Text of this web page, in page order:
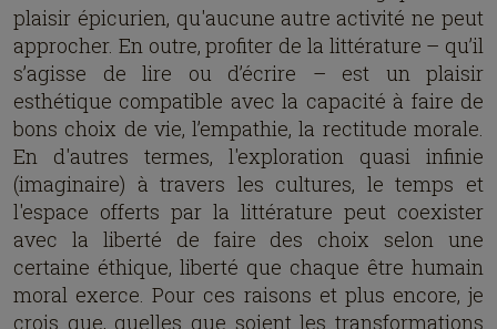
plaisir épicurien, qu'aucune autre activité ne peut
approcher. En outre, profiter de la littérature – qu’il
s’agisse de lire ou d’écrire – est un plaisir
esthétique compatible avec la capacité à faire de
bons choix de vie, l’empathie, la rectitude morale.
En d'autres termes, l'exploration quasi infinie
(imaginaire) à travers les cultures, le temps et
l'espace offerts par la littérature peut coexister
avec la liberté de faire des choix selon une
certaine éthique, liberté que chaque être humain
moral exerce. Pour ces raisons et plus encore, je
crois que, quelles que soient les transformations